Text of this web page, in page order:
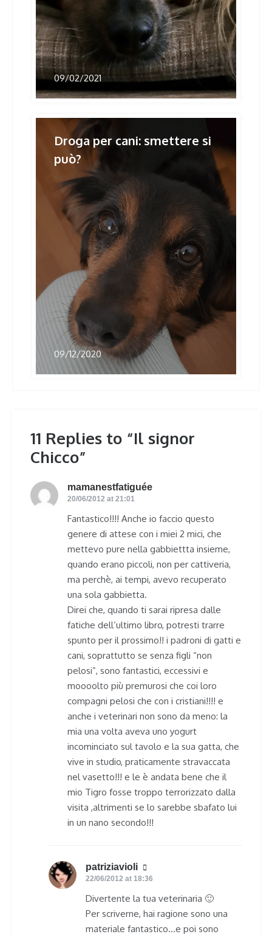
09/02/2021
Droga per cani: smettere si
può?
09/12/2020
11 Replies to “Il signor
Chicco”
mamanestfatiguée
20/06/2012 at 21:01
Fantastico!!!! Anche io faccio questo
genere di attese con i miei 2 mici, che
mettevo pure nella gabbiettta insieme,
quando erano piccoli, non per cattiveria,
ma perchè, ai tempi, avevo recuperato
una sola gabbietta.
Direi che, quando ti sarai ripresa dalle
fatiche dell’ultimo libro, potresti trarre
spunto per il prossimo!! i padroni di gatti e
cani, soprattutto se senza figli “non
pelosi”, sono fantastici, eccessivi e
moooolto più premurosi che coi loro
compagni pelosi che con i cristiani!!!! e
anche i veterinari non sono da meno: la
mia una volta aveva uno yogurt
incominciato sul tavolo e la sua gatta, che
vive in studio, praticamente stravaccata
nel vasetto!!! e le è andata bene che il
mio Tigro fosse troppo terrorizzato dalla
visita ,altrimenti se lo sarebbe sbafato lui
in un nano secondo!!!
patriziavioli
22/06/2012 at 18:36
Divertente la tua veterinaria 🙂
Per scriverne, hai ragione sono una
materiale fantastico…e poi sono